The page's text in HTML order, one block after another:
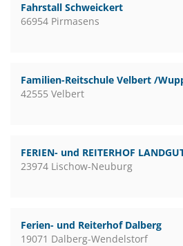
Fahrstall Schweickert
66954 Pirmasens
Familien-Reitschule Velbert /
42555 Velbert
FERIEN- und REITERHOF
23974 Lischow-Neuburg
Ferien- und Reiterhof Dalberg
19071 Dalberg-Wendelstorf